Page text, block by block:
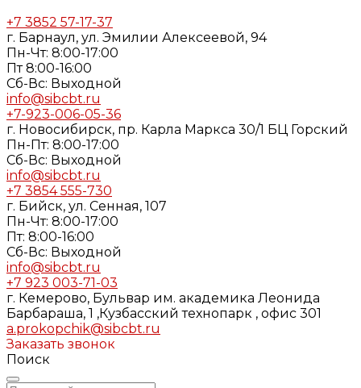
+7 3852 57-17-37
г. Барнаул, ул. Эмилии Алексеевой, 94
Пн-Чт: 8:00-17:00
Пт 8:00-16:00
Cб-Вс: Выходной
info@sibcbt.ru
+7-923-006-05-36
г. Новосибирск, пр. Карла Маркса 30/1 БЦ Горский
Пн-Пт: 8:00-17:00
Cб-Вс: Выходной
info@sibcbt.ru
+7 3854 555-730
г. Бийск, ул. Сенная, 107
Пн-Чт: 8:00-17:00
Пт: 8:00-16:00
Cб-Вс: Выходной
info@sibcbt.ru
+7 923 003-71-03
г. Кемерово, Бульвар им. академика Леонида
Барбараша, 1 ,Кузбасский технопарк , офис 301
a.prokopchik@sibcbt.ru
Заказать звонок
Поиск